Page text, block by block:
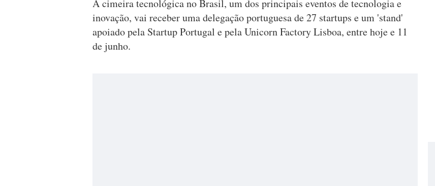
A cimeira tecnológica no Brasil, um dos principais eventos de tecnologia e
inovação, vai receber uma delegação portuguesa de 27 startups e um 'stand'
apoiado pela Startup Portugal e pela Unicorn Factory Lisboa, entre hoje e 11
de junho.